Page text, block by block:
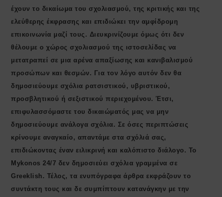
έχουν το δικαίωμα του σχολιασμού, της κριτικής και της
ελεύθερης έκφρασης και επιδιώκει την αμφίδρομη
επικοινωνία μαζί τους. Διευκρινίζουμε όμως ότι δεν
θέλουμε ο χώρος σχολιασμού της ιστοσελίδας να
μετατραπεί σε μια αρένα απαξίωσης και κανιβαλισμού
προσώπων και θεσμών. Για τον λόγο αυτόν δεν θα
δημοσιεύουμε σχόλια ρατσιστικού, υβριστικού,
προσβλητικού ή σεξιστικού περιεχομένου. Έτσι,
επιφυλασσόμαστε του δικαιώματός μας να μην
δημοσιεύουμε ανάλογα σχόλια. Σε όσες περιπτώσεις
κρίνουμε αναγκαίο, απαντάμε στα σχόλιά σας,
επιδιώκοντας έναν ειλικρινή και καλόπιστο διάλογο. Το
Μykonos 24/7 δεν δημοσιεύει σχόλια γραμμένα σε
Greeklish. Τέλος, τα ενυπόγραφα άρθρα εκφράζουν το
συντάκτη τους και δε συμπίπτουν κατανάγκην με την